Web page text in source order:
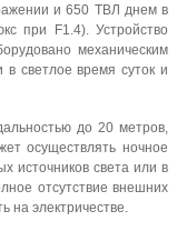
и 650 ТВЛ днем в
при F1.4). Устройство
механическим
светлое время суток и
до 20 метров,
осуществлять ночное
источников света или в
отсутствие внешних
на электричестве.